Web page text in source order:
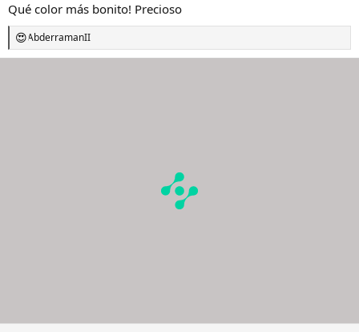
Qué color más bonito! Precioso
R
e
AbderramanII